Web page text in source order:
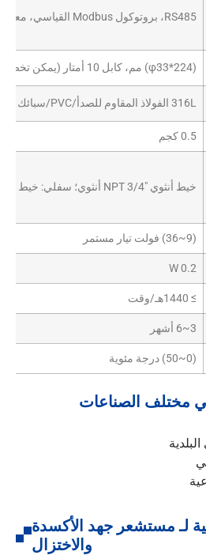
RS485، بروتوكول Modbus القياسي، معدل الباود 9600، بت العنوان الافتراضي 50
(φ33*224) مم، كابل 10 أمتار (يمكن تخصيصه)
316L الفولاذ المقاوم للصدأ/PVC/سبائك التيتانيوم اختياري
0.5 كجم
خيط أنثوي NPT 3/4″ أنثوي؛ سفلي: خيط أنثوي اختياري NPT 3/4″ ذكر
(9~36) فولت تيار مستمر
0.2 W
≥ 1440هـ/وقت
3~6 أشهر
(0~50) درجة مئوية
مختلف الصناعات
لـ مستشعر جهد الأكسدة
والاختزال